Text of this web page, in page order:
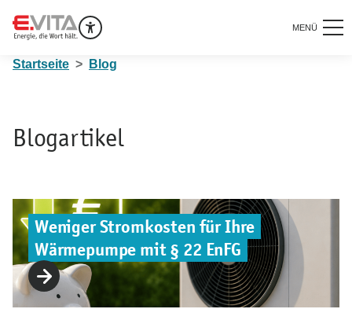
MENÜ
Startseite Blog
Blogartikel
Weniger Stromkosten für Ihre
Wärmepumpe mit § 22 EnFG